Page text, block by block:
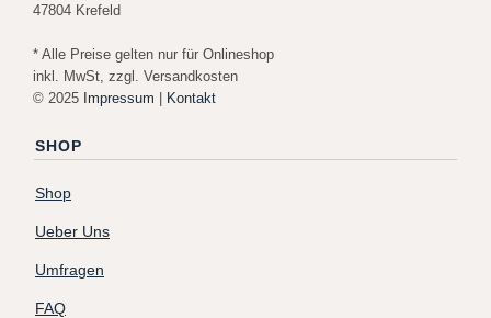
47804 Krefeld
* Alle Preise gelten nur für Onlineshop
inkl. MwSt, zzgl. Versandkosten
© 2025 Impressum | Kontakt
SHOP
Shop
Ueber Uns
Umfragen
FAQ